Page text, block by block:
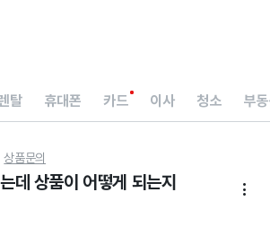
탈 휴대폰 카드 이사 청소 부
상품문의
데 상품이 어떻게 되는지
